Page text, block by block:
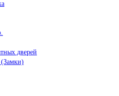
дверей